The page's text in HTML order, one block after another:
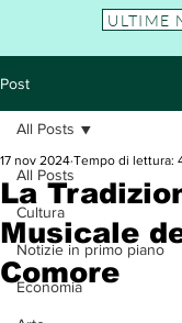
ULTIME
Post
All Posts
Cultura
Notizie in primo piano
Economia
All Posts
La
Musicale
Comore
17 nov 2024 Tempo di lettura: